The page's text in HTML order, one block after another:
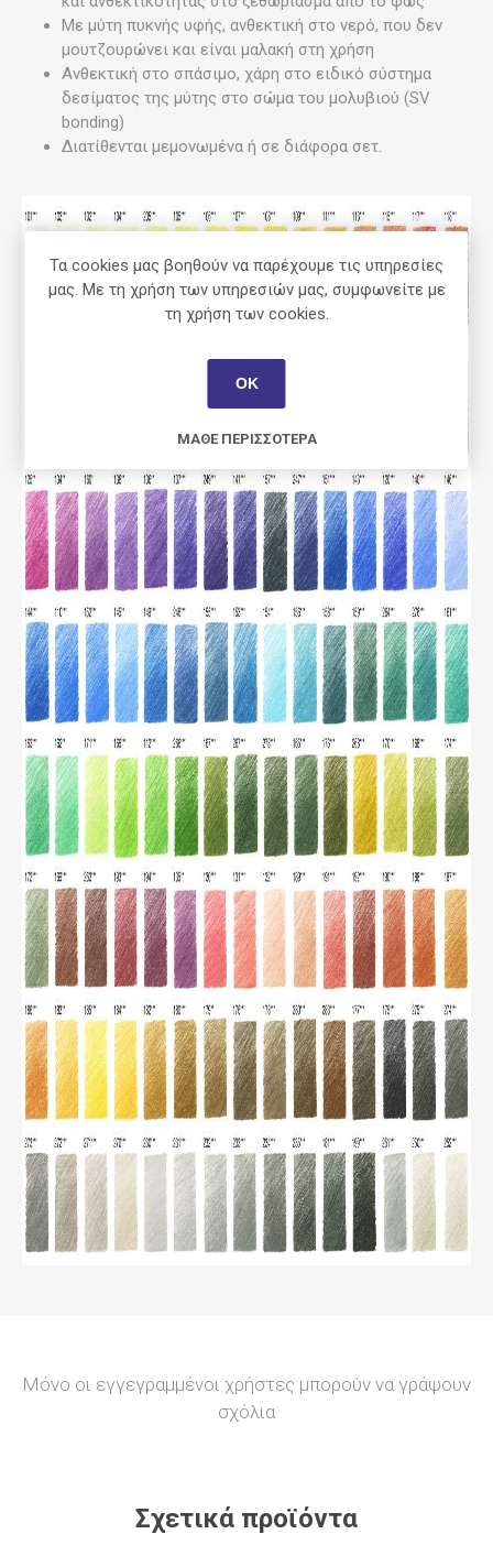
Με μύτη πυκνής υφής, ανθεκτική στο νερό, που δεν
μουτζουρώνει και είναι μαλακή στη χρήση
Ανθεκτική στο σπάσιμο, χάρη στο ειδικό σύστημα
δεσίματος της μύτης στο σώμα του μολυβιού (SV
bonding)
Διατίθενται μεμονωμένα ή σε διάφορα σετ.
Μόνο οι εγγεγραμμένοι χρήστες μπορούν να γράψουν
σχόλια
Σχετικά προϊόντα
Τα cookies μας βοηθούν να παρέχουμε τις υπηρεσίες
μας. Με τη χρήση των υπηρεσιών μας, συμφωνείτε με
τη χρήση των cookies.
ΟΚ
ΜΆΘΕ ΠΕΡΙΣΣΌΤΕΡΑ